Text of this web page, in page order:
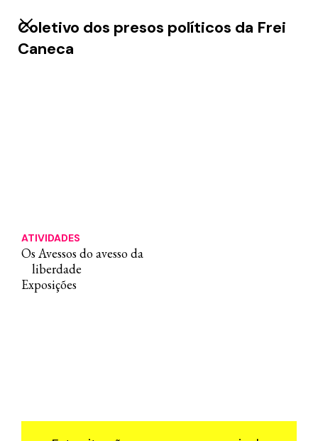
Coletivo dos presos políticos da Frei
Caneca
ATIVIDADES
Os Avessos do avesso da
liberdade
Exposições